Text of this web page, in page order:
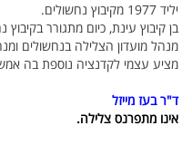
יליד 1977 מקיבוץ נחשולים.
בן קיבוץ עינת, כיום מתגורר בקיבוץ
מנהל מועדון הצלילה בנחשולים
מציע עצמי לקדנציה נוספת בה
ד"ר בעז מייזל
אינו מתפרנס צלילה.